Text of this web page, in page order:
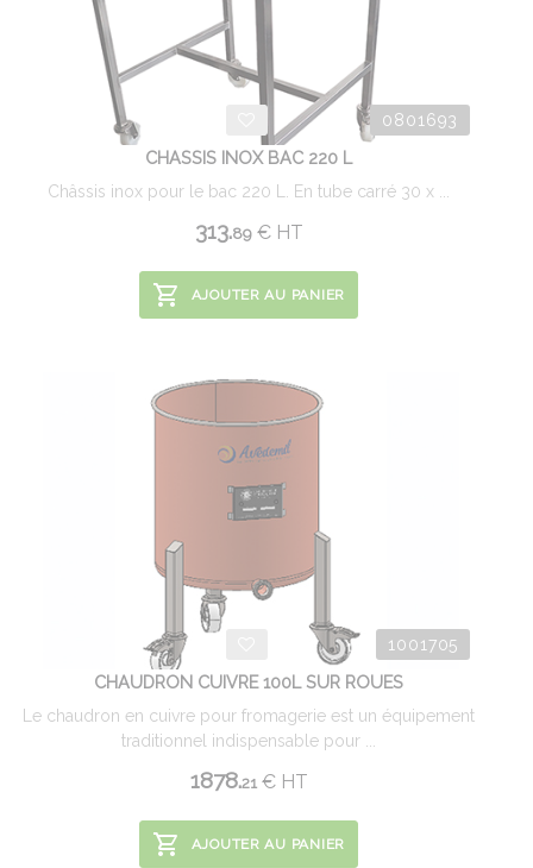
0801693
CHASSIS INOX BAC 220 L
Châssis inox pour le bac 220 L. En tube carré 30 x ...
313.89 €HT
AJOUTER AU PANIER
1001705
CHAUDRON CUIVRE 100L SUR ROUES
Le chaudron en cuivre pour fromagerie est un équipement
traditionnel indispensable pour ...
1878.21 €HT
AJOUTER AU PANIER